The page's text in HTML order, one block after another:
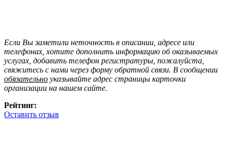
Если Вы заметили неточность в описании, адресе или
телефонах, хотите дополнить информацию об оказываемых
услугах, добавить телефон регистратуры, пожалуйста,
свяжитесь с нами через форму обратной связи. В сообщении
обязательно указывайте адрес страницы карточки
организации на нашем сайте.
Рейтинг:
Оставить отзыв